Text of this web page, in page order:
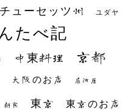
ューセッツ州 ユダヤ
たべ記
中東料理 京都
大阪のお店 居酒屋
朝食 東京 東京のお店